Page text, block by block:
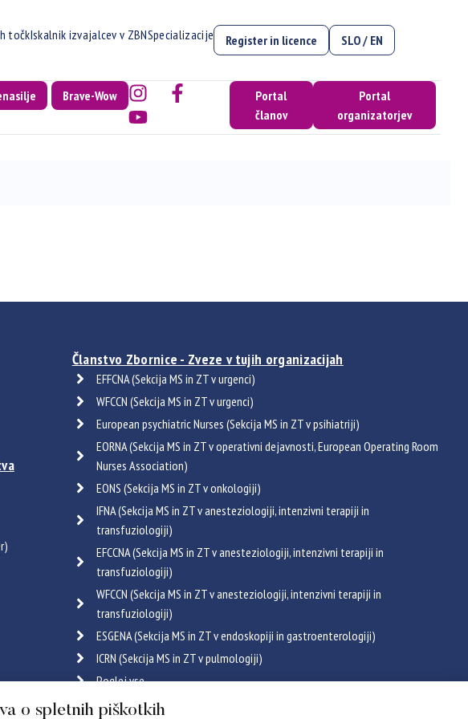
točkIskalnik izvajalcev v ZBNSpecializacije Register in licence SLO / EN
Brave-Wow
Portal
članov
Portal
organizatorjev
Članstvo Zbornice - Zveze v tujih organizacijah
EFFCNA (Sekcija MS in ZT v urgenci)
WFCCN (Sekcija MS in ZT v urgenci)
European psychiatric Nurses (Sekcija MS in ZT v psihiatriji)
EORNA (Sekcija MS in ZT v operativni dejavnosti, European Operating Room
Nurses Association)
EONS (Sekcija MS in ZT v onkologiji)
IFNA (Sekcija MS in ZT v anesteziologiji, intenzivni terapiji in
transfuziologiji)
EFCCNA (Sekcija MS in ZT v anesteziologiji, intenzivni terapiji in
transfuziologiji)
WFCCN (Sekcija MS in ZT v anesteziologiji, intenzivni terapiji in
transfuziologiji)
ESGENA (Sekcija MS in ZT v endoskopiji in gastroenterologiji)
ICRN (Sekcija MS in ZT v pulmologiji)
Poglej vse
Certifikati
o spletnih piškotkih